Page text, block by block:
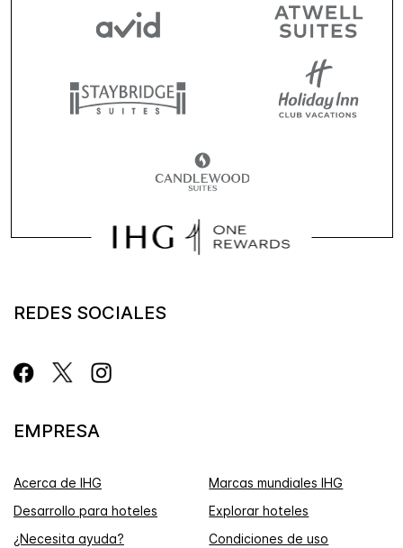
REDES SOCIALES
EMPRESA
Acerca de IHG
Marcas mundiales IHG
Desarrollo para hoteles
Explorar hoteles
¿Necesita ayuda?
Condiciones de uso